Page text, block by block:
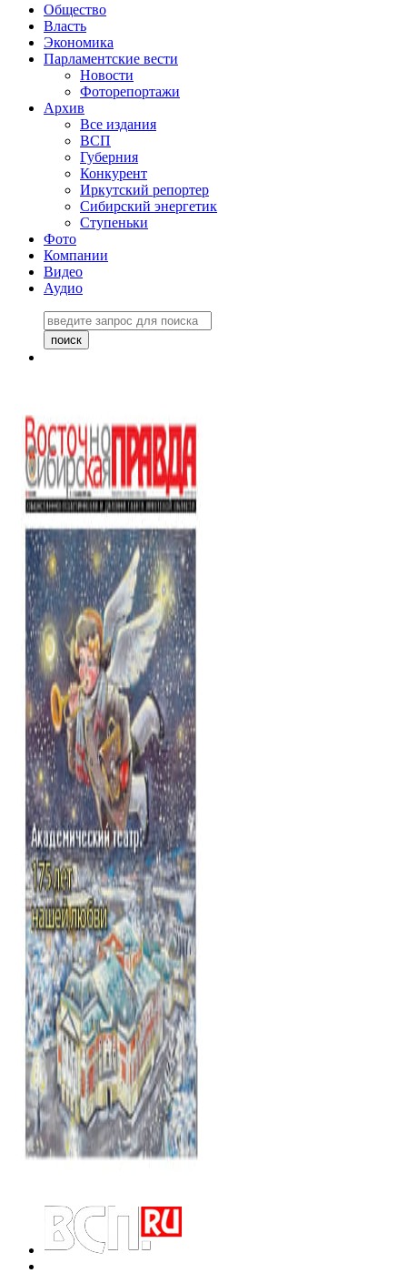
Общество
Власть
Экономика
Парламентские вести
Новости
Фоторепортажи
Архив
Все издания
ВСП
Губерния
Конкурент
Иркутский репортер
Сибирский энергетик
Ступеньки
Фото
Компании
Видео
Аудио